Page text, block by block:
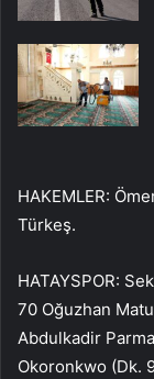
HAKEMLER:
Türkeş.
HATAYSPOR:
70 Oğuzhan
Abdulkadir
Okoronkwo (Dk.